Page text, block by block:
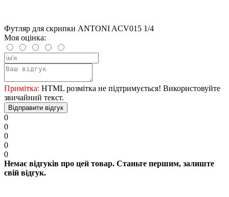
Футляр для скрипки ANTONI ACV015 1/4
Моя оцінка:
Примітка: HTML розмітка не підтримується! Використовуйте
звичайний текст.
Відправити відгук
0
0
0
0
0
Немає відгуків про цей товар. Станьте першим, залиште
свій відгук.